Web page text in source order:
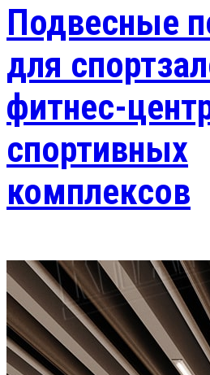
Подвесные
для
фитнес-
спортивных
комплексов